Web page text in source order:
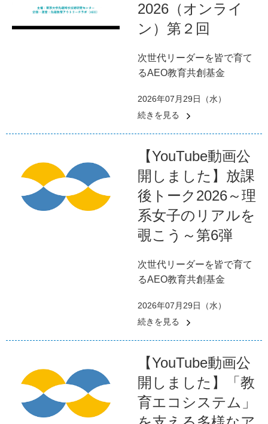
2026（オンライ
ン）第２回
次世代リーダーを皆で育て
るAEO教育共創基金
2026年07月29日（水）
続きを見る
【YouTube動画公
開しました】放課
後トーク2026～理
系女子のリアルを
覗こう～第6弾
次世代リーダーを皆で育て
るAEO教育共創基金
2026年07月29日（水）
続きを見る
【YouTube動画公
開しました】「教
育エコシステム」